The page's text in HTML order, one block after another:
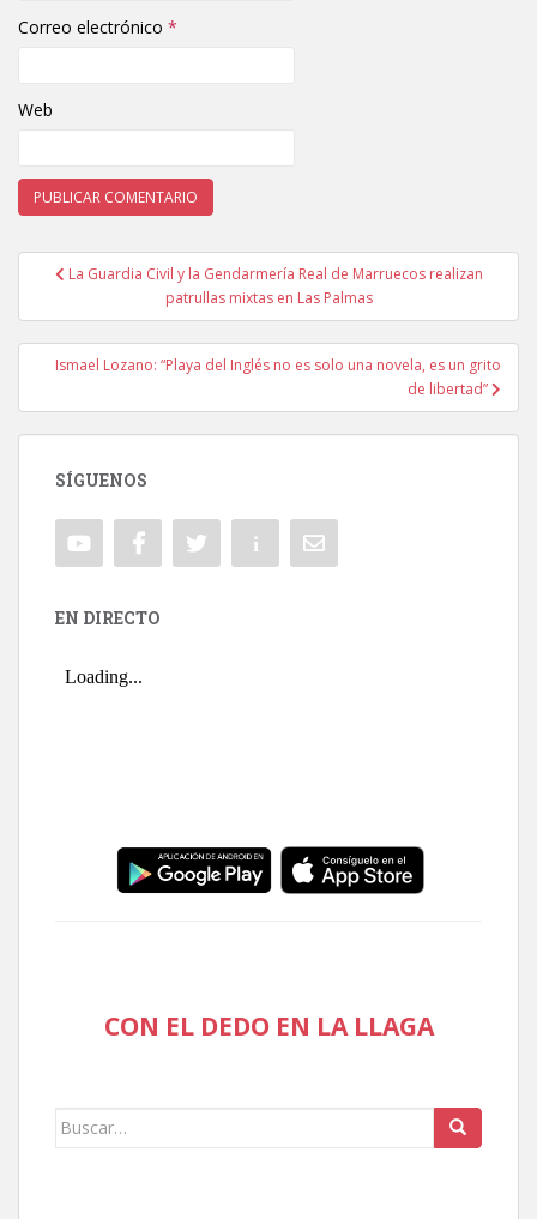
Correo electrónico *
Web
Navegación de entradas
La Guardia Civil y la Gendarmería Real de Marruecos realizan
patrullas mixtas en Las Palmas
Ismael Lozano: “Playa del Inglés no es solo una novela, es un grito
de libertad”
SÍGUENOS
EN DIRECTO
CON EL DEDO EN LA LLAGA
Buscar: